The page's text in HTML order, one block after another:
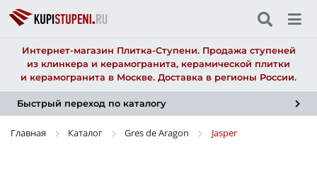
Интернет-магазин Плитка-Ступени. Продажа ступеней
из клинкера и керамогранита, керамической плитки
и керамогранита в Москве. Доставка в регионы России.
Быстрый переход по каталогу
Главная Каталог Gres de Aragon Jasper